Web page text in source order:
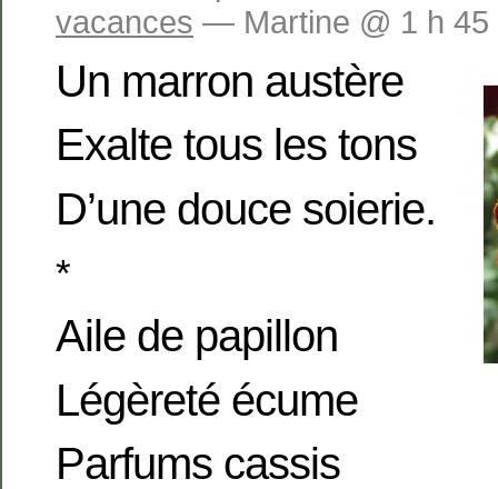
vacances — Martine @ 1 h 45
Un marron austère
Exalte tous les tons
D’une douce soierie.
*
Aile de papillon
Légèreté écume
Parfums cassis